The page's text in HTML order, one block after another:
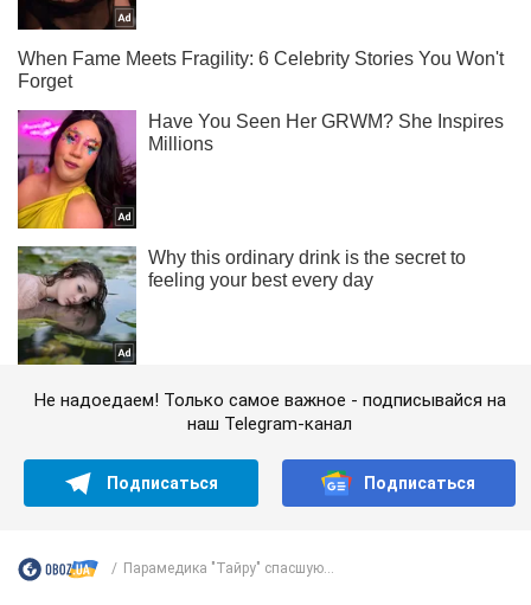
Не надоедаем! Только самое важное - подписывайся на
наш Telegram-канал
Подписаться Подписаться
Парамедика "Тайру" спасшую...